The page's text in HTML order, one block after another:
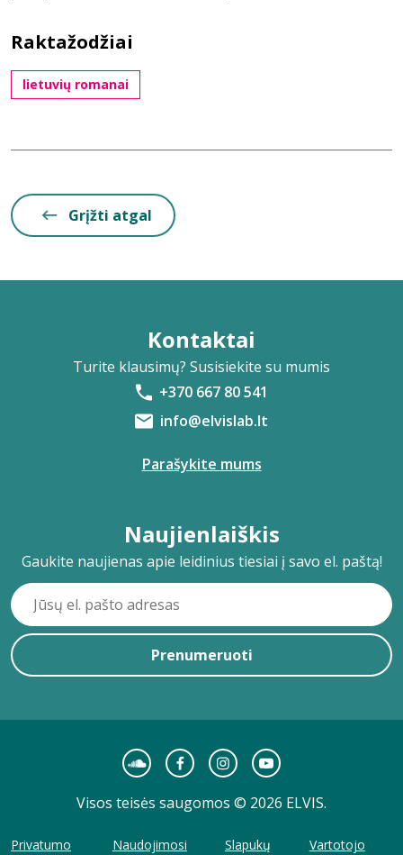
Raktažodžiai
lietuvių romanai
Grįžti atgal
Kontaktai
Turite klausimų? Susisiekite su mumis
+370 667 80 541
info@elvislab.lt
Parašykite mums
Naujienlaiškis
Gaukite naujienas apie leidinius tiesiai į savo el. paštą!
Prenumeruoti
Visos teisės saugomos © 2026 ELVIS.
Privatumo Naudojimosi Slapukų Vartotojo